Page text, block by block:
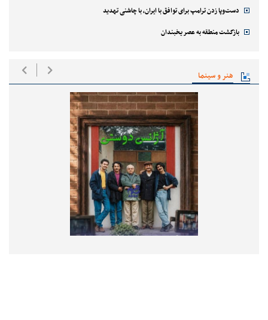
دست‌وپا زدن ترامپ برای توافق با ایران، با چاشنی تهدید
بازگشت منطقه به عصر یخبندان
هنر و سینما